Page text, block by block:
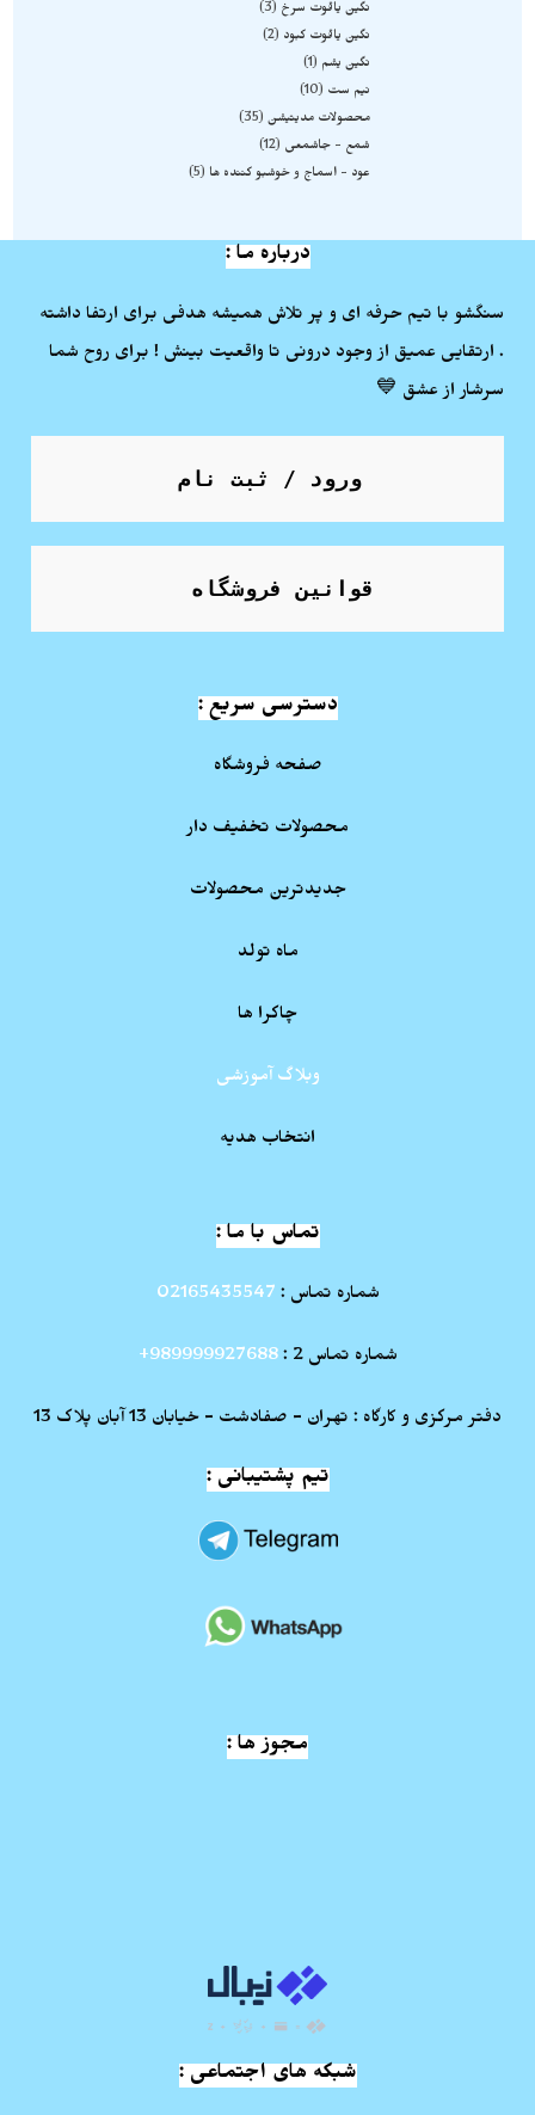
نگین یاقوت سرخ
3
نگین یاقوت کبود
2
نگین یشم
1
نیم ست
10
محصولات مدیتیشن 35
شمع - جاشمعی
12
عود - اسماج و خوشبو کننده ها
5
درباره ما :
سنگشو با تیم حرفه ای و پر تلاش همیشه هدفی برای ارتفا داشته
. ارتقایی عمیق از وجود درونی تا واقعیت بینش ! برای روح شما
سرشار از عشق 💙
ورود / ثبت نام
قوانین فروشگاه
دسترسی سریع :
صفحه فروشگاه
محصولات تخفیف دار
جدیدترین محصولات
ماه تولد
چاکرا ها
وبلاگ آموزشی
انتخاب هدیه
تماس با ما :
شماره تماس : 02165435547
شماره تماس 2 : 989999927688+
دفتر مرکزی و کارگاه : تهران - صفادشت - خیابان 13 آبان پلاک 13
تیم پشتیبانی :
مجوز ها :
شبکه های اجتماعی :